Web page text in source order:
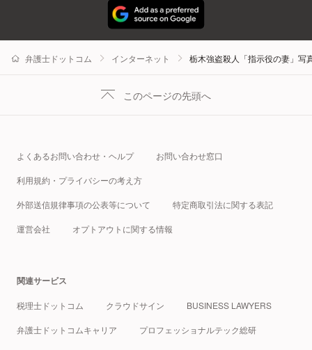
弁護士ドットコム インターネット 栃木強盗殺人「指示役の妻」
このページの先頭へ
よくあるお問い合わせ・ヘルプ お問い合わせ窓口
利用規約・プライバシーの考え方
外部送信規律事項の公表等について 特定商取引法に関する表記
運営会社 オプトアウトに関する情報
関連サービス
税理士ドットコム クラウドサイン BUSINESS LAWYERS
弁護士ドットコムキャリア プロフェッショナルテック総研